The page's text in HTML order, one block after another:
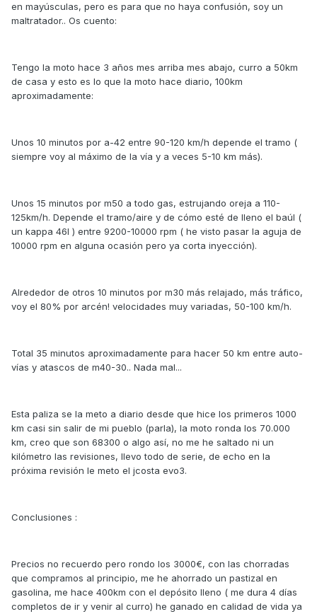
en mayúsculas, pero es para que no haya confusión, soy un
maltratador.. Os cuento:
Tengo la moto hace 3 años mes arriba mes abajo, curro a 50km
de casa y esto es lo que la moto hace diario, 100km
aproximadamente:
Unos 10 minutos por a-42 entre 90-120 km/h depende el tramo (
siempre voy al máximo de la vía y a veces 5-10 km más).
Unos 15 minutos por m50 a todo gas, estrujando oreja a 110-
125km/h. Depende el tramo/aire y de cómo esté de lleno el baúl (
un kappa 46l ) entre 9200-10000 rpm ( he visto pasar la aguja de
10000 rpm en alguna ocasión pero ya corta inyección).
Alrededor de otros 10 minutos por m30 más relajado, más tráfico,
voy el 80% por arcén! velocidades muy variadas, 50-100 km/h.
Total 35 minutos aproximadamente para hacer 50 km entre auto-
vías y atascos de m40-30.. Nada mal...
Esta paliza se la meto a diario desde que hice los primeros 1000
km casi sin salir de mi pueblo (parla), la moto ronda los 70.000
km, creo que son 68300 o algo así, no me he saltado ni un
kilómetro las revisiones, llevo todo de serie, de echo en la
próxima revisión le meto el jcosta evo3.
Conclusiones :
Precios no recuerdo pero rondo los 3000€, con las chorradas
que compramos al principio, me he ahorrado un pastizal en
gasolina, me hace 400km con el depósito lleno ( me dura 4 días
completos de ir y venir al curro) he ganado en calidad de vida ya